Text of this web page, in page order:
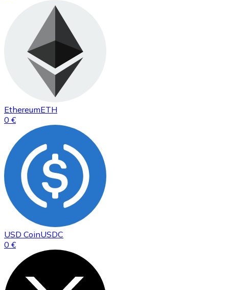
EthereumETH
0 €
USD CoinUSDC
0 €